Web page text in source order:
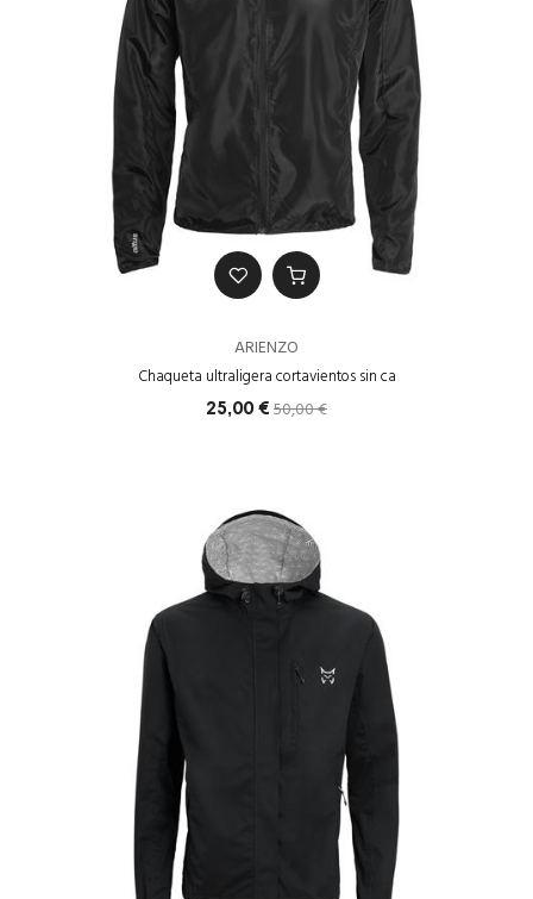
ARIENZO
Chaqueta ultraligera cortavientos sin ca
25,00 € 50,00 €